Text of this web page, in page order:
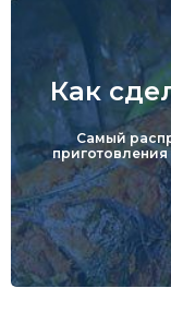
Как
Самый